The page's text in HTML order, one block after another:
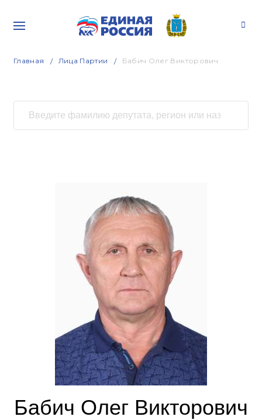
Главная Лица Партии Бабич Олег Викторович
Бабич Олег Викторович